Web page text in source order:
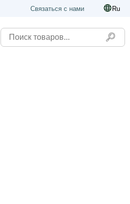
Связаться с нами Ru